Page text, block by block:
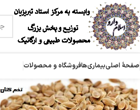
صفحۀ اصلیبیماری‌هافروشگاه و محصولات